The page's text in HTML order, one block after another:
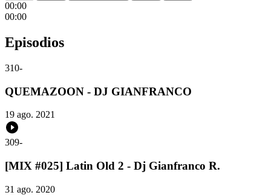
00:00
00:00
Episodios
310-
QUEMAZOON - DJ GIANFRANCO
19 ago. 2021
309-
[MIX #025] Latin Old 2 - Dj Gianfranco R.
31 ago. 2020